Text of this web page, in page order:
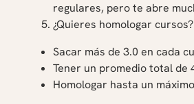
regulares, pero te abre
¿Quieres homologar
Sacar más de 3.0 en cada
Tener un promedio total de
Homologar hasta un